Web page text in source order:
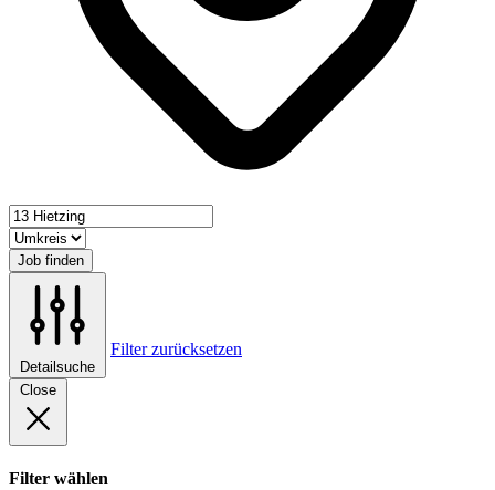
Job finden
Detailsuche
Filter zurücksetzen
Close
Filter wählen